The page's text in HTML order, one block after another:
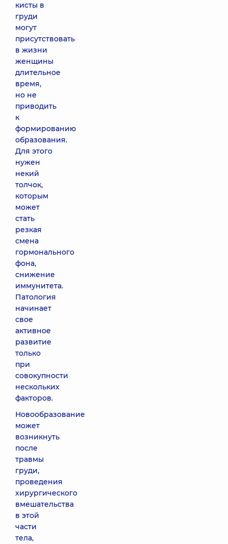
кисты в
груди
могут
присутствовать
в жизни
женщины
длительное
время,
но не
приводить
к
формированию
образования.
Для этого
нужен
некий
толчок,
которым
может
стать
резкая
смена
гормонального
фона,
снижение
иммунитета.
Патология
начинает
свое
активное
развитие
только
при
совокупности
нескольких
факторов.
Новообразование
может
возникнуть
после
травмы
груди,
проведения
хирургического
вмешательства
в этой
части
тела,